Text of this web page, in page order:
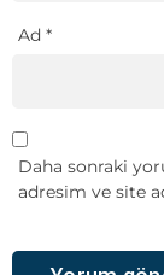
Ad *
Daha sonraki
adresim ve site